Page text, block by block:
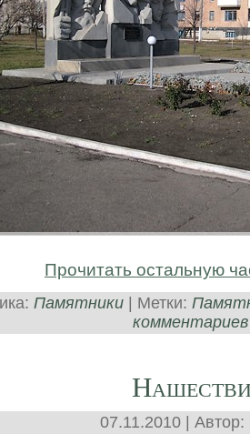
Прочитать остальную
Памятники | Метки:
07.11.2010 | Автор: